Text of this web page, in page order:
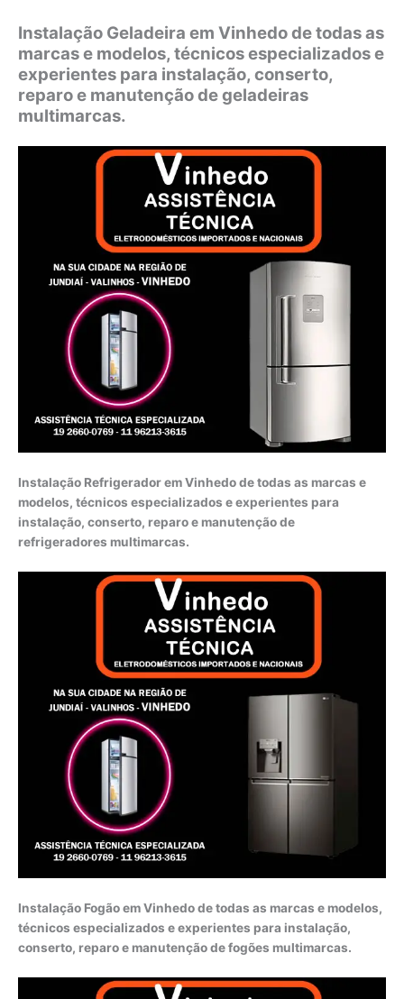
Instalação Geladeira em Vinhedo de todas as
marcas e modelos, técnicos especializados e
experientes para instalação, conserto,
reparo e manutenção de geladeiras
multimarcas.
Instalação Refrigerador em Vinhedo de todas as marcas e
modelos, técnicos especializados e experientes para
instalação, conserto, reparo e manutenção de
refrigeradores multimarcas.
Instalação Fogão em Vinhedo de todas as marcas e modelos,
técnicos especializados e experientes para instalação,
conserto, reparo e manutenção de fogões multimarcas.